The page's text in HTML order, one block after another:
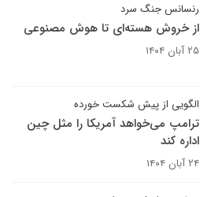
رنسانس جنگ سرد
از خروش هسته‌ای تا هوش مصنوعی
۲۵ آبان ۱۴۰۴
الگویی از پیش شکست خورده
ترامپ می‌خواهد آمریکا را مثل چین
اداره کند
۲۴ آبان ۱۴۰۴